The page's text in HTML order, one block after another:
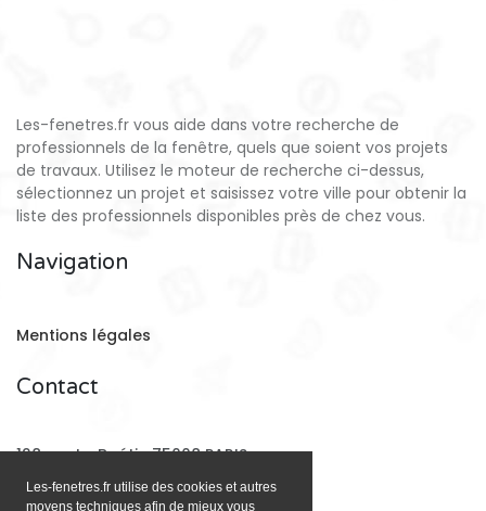
Les-fenetres.fr utilise des cookies et autres
moyens techniques afin de mieux vous
Les-fenetres.fr vous aide dans votre recherche de
professionnels de la fenêtre, quels que soient vos projets
de travaux. Utilisez le moteur de recherche ci-dessus,
sélectionnez un projet et saisissez votre ville pour obtenir la
liste des professionnels disponibles près de chez vous.
Navigation
Mentions légales
Contact
128 rue La Boétie 75008 PARIS